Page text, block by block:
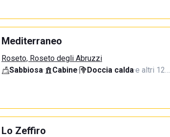
Mediterraneo
Roseto, Roseto degli Abruzzi
Sabbiosa· Cabine· Doccia calda·e altri 12…
Lo Zeffiro